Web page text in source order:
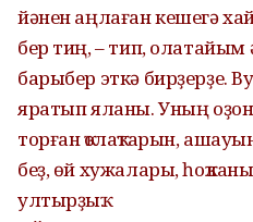
йәнен аңлаған кешегә
бер тиң, – тип, олатайым
барыбер эткә бирҙерҙе.
яратып яланы. Уның
торған ҡолаҡтарын,
беҙ, өй хужалары,
ултырҙыҡ.